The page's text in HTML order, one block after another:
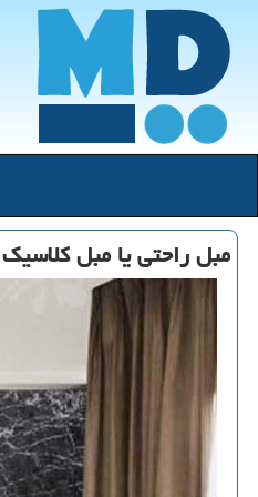
مبل راحتی یا مبل کلاسیک